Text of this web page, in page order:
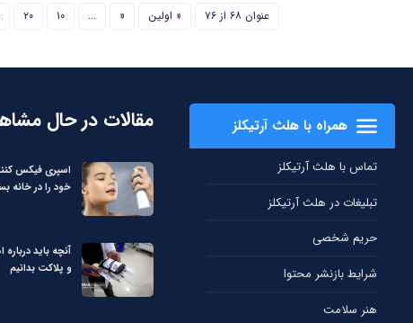
عنوان ۶۸ از ۷۶ « اولین «
... ۱۰ ۲۰
همراه با هلث آرتیکلز
تماس با هلث آرتیکلز
تبلیغات در هلث آرتیکلز
حریم شخصی
شرایط بازنشر محتوا
هنر سلامت
مقالات در حال
اسپری فیکس
خود را در خانه
آنچه باید
و پلاکت بدانیم